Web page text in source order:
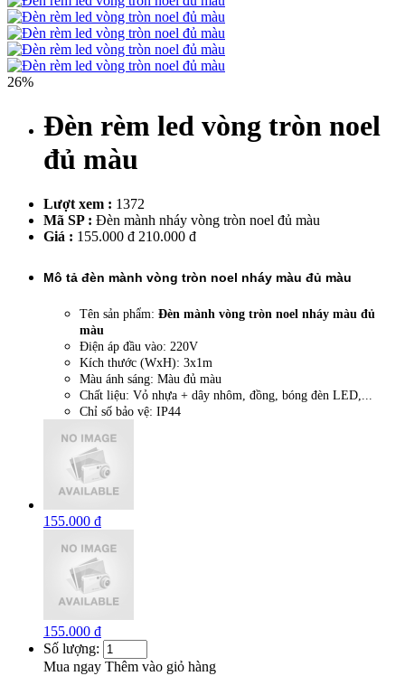
26%
Đèn rèm led vòng tròn noel
đủ màu
Lượt xem : 1372
Mã SP : Đèn mành nháy vòng tròn noel đủ màu
Giá : 155.000 đ 210.000 đ
Mô tả đèn mành vòng tròn noel nháy màu đủ màu
Tên sản phẩm: Đèn mành vòng tròn noel nháy màu đủ
màu
Điện áp đầu vào: 220V
Kích thước (WxH): 3x1m
Màu ánh sáng: Màu đủ màu
Chất liệu: Vỏ nhựa + dây nhôm, đồng, bóng đèn LED,...
Chỉ số bảo vệ: IP44
155.000 đ
155.000 đ
Số lượng:
Mua ngay Thêm vào giỏ hàng